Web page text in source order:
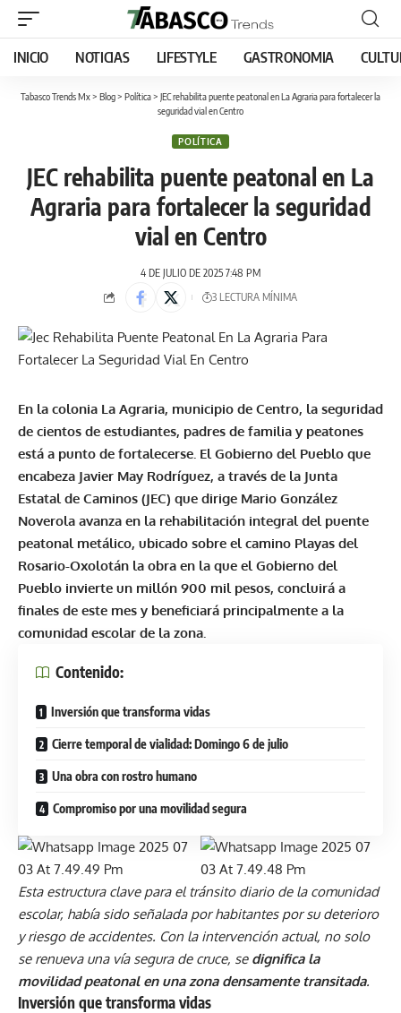
INICIO NOTICIAS LIFESTYLE GASTRONOMIA
Tabasco Trends Mx> Blog> Política> JEC rehabilita puente peatonal en La Agraria para fortalecer la
seguridad vial en Centro
POLÍTICA
JEC rehabilita puente peatonal en La
Agraria para fortalecer la seguridad
vial en Centro
4 DE JULIO DE 2025 7:48 PM
3 LECTURA MÍNIMA
En la colonia La Agraria, municipio de Centro, la seguridad
de cientos de estudiantes, padres de familia y peatones
está a punto de fortalecerse. El Gobierno del Pueblo que
encabeza Javier May Rodríguez, a través de la Junta
Estatal de Caminos (JEC) que dirige Mario González
Noverola avanza en la rehabilitación integral del puente
peatonal metálico, ubicado sobre el camino Playas del
Rosario-Oxolotán la obra en la que el Gobierno del
Pueblo invierte un millón 900 mil pesos, concluirá a
finales de este mes y beneficiará principalmente a la
comunidad escolar de la zona.
Contenido:
Inversión que transforma vidas
Cierre temporal de vialidad: Domingo 6 de julio
Una obra con rostro humano
Compromiso por una movilidad segura
Esta estructura clave para el tránsito diario de la comunidad
escolar, había sido señalada por habitantes por su deterioro
y riesgo de accidentes. Con la intervención actual, no solo
se renueva una vía segura de cruce, se dignifica la
movilidad peatonal en una zona densamente transitada.
Inversión que transforma vidas